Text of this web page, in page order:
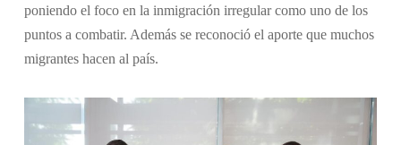
poniendo el foco en la inmigración irregular como uno de los
puntos a combatir. Además se reconoció el aporte que muchos
migrantes hacen al país.